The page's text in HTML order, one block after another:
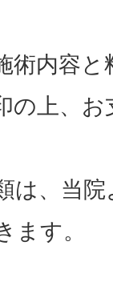
術内容
の上、
は、当
ます。